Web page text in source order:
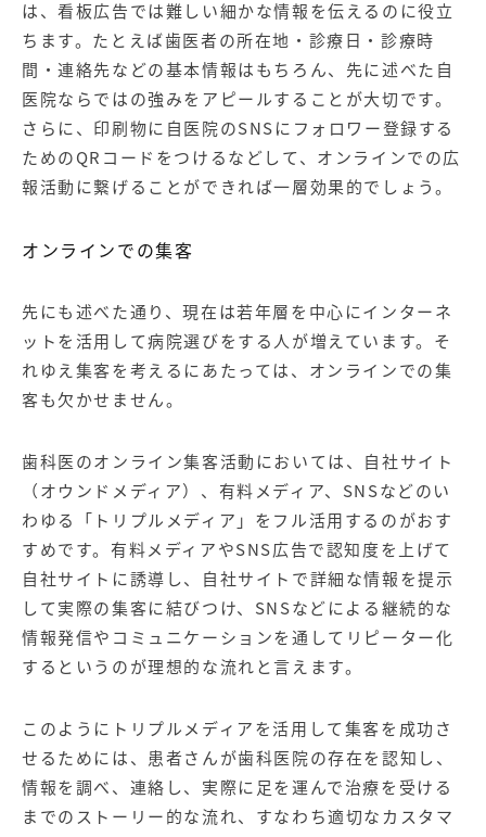
は、看板広告では難しい細かな情報を伝えるのに役立
ちます。たとえば歯医者の所在地・診療日・診療時
間・連絡先などの基本情報はもちろん、先に述べた自
医院ならではの強みをアピールすることが大切です。
さらに、印刷物に自医院のSNSにフォロワー登録する
ためのQRコードをつけるなどして、オンラインでの広
報活動に繋げることができれば一層効果的でしょう。
オンラインでの集客
先にも述べた通り、現在は若年層を中心にインターネ
ットを活用して病院選びをする人が増えています。そ
れゆえ集客を考えるにあたっては、オンラインでの集
客も欠かせません。
歯科医のオンライン集客活動においては、自社サイト
（オウンドメディア）、有料メディア、SNSなどのい
わゆる「トリプルメディア」をフル活用するのがおす
すめです。有料メディアやSNS広告で認知度を上げて
自社サイトに誘導し、自社サイトで詳細な情報を提示
して実際の集客に結びつけ、SNSなどによる継続的な
情報発信やコミュニケーションを通してリピーター化
するというのが理想的な流れと言えます。
このようにトリプルメディアを活用して集客を成功さ
せるためには、患者さんが歯科医院の存在を認知し、
情報を調べ、連絡し、実際に足を運んで治療を受ける
までのストーリー的な流れ、すなわち適切なカスタマ